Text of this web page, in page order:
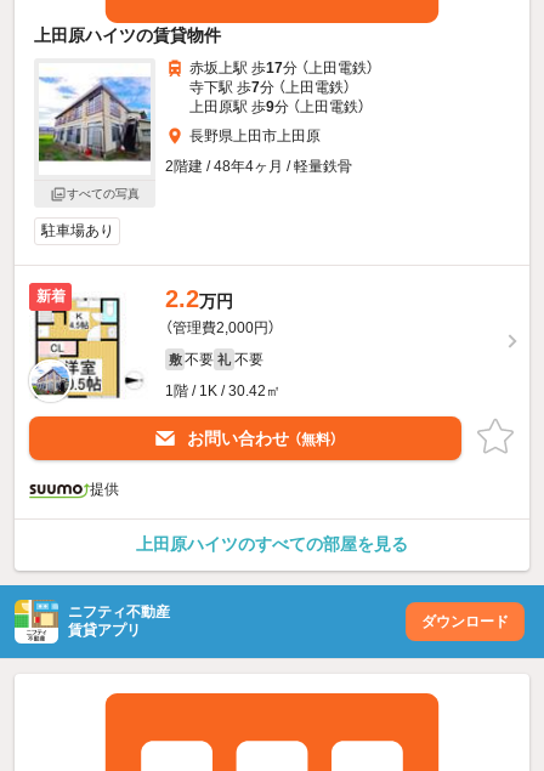
上田原ハイツの賃貸物件
すべての写真
赤坂上駅 歩17分 （上田電鉄）
寺下駅 歩7分 （上田電鉄）
上田原駅 歩9分 （上田電鉄）
長野県上田市上田原
2階建 / 48年4ヶ月 / 軽量鉄骨
駐車場あり
新着 2.2万円
（管理費2,000円）
敷 不要 礼 不要
1階 / 1K / 30.42㎡
お問い合わせ （無料）
提供
上田原ハイツのすべての部屋を見る
ニフティ不動産
賃貸アプリ
ダウンロード